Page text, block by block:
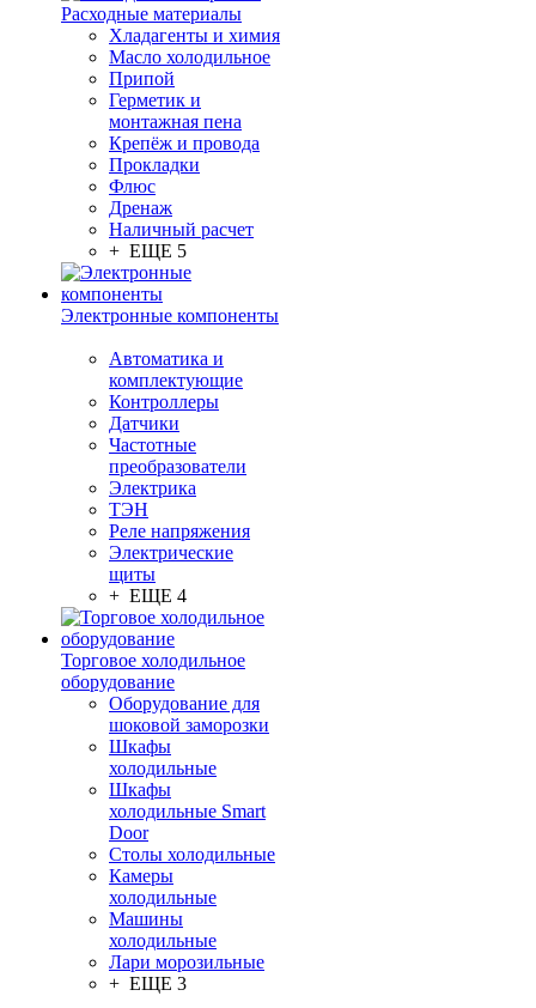
Расходные материалы
Хладагенты и химия
Масло холодильное
Припой
Герметик и
монтажная пена
Крепёж и провода
Прокладки
Флюс
Дренаж
Наличный расчет
+ ЕЩЕ 5
Электронные компоненты
Автоматика и
комплектующие
Контроллеры
Датчики
Частотные
преобразователи
Электрика
ТЭН
Реле напряжения
Электрические
щиты
+ ЕЩЕ 4
Торговое холодильное
оборудование
Оборудование для
шоковой заморозки
Шкафы
холодильные
Шкафы
холодильные Smart
Door
Столы холодильные
Камеры
холодильные
Машины
холодильные
Лари морозильные
+ ЕЩЕ 3